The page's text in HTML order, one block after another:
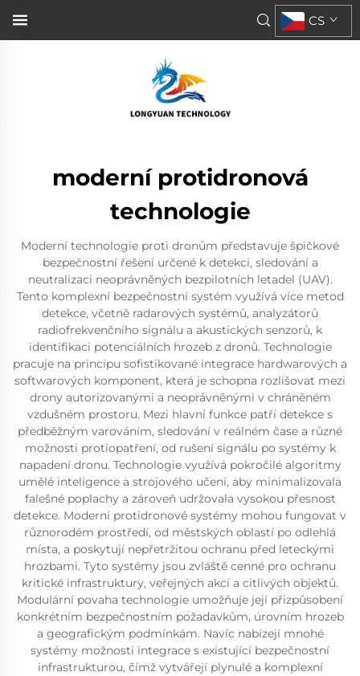
CS
moderní protidronová
technologie
Moderní technologie proti dronům představuje špičkové
bezpečnostní řešení určené k detekci, sledování a
neutralizaci neoprávněných bezpilotních letadel (UAV).
Tento komplexní bezpečnostní systém využívá více metod
detekce, včetně radarových systémů, analyzátorů
radiofrekvenčního signálu a akustických senzorů, k
identifikaci potenciálních hrozeb z dronů. Technologie
pracuje na principu sofistikované integrace hardwarových a
softwarových komponent, která je schopna rozlišovat mezi
drony autorizovanými a neoprávněnými v chráněném
vzdušném prostoru. Mezi hlavní funkce patří detekce s
předběžným varováním, sledování v reálném čase a různé
možnosti protiopatření, od rušení signálu po systémy k
napadení dronu. Technologie využívá pokročilé algoritmy
umělé inteligence a strojového učení, aby minimalizovala
falešné poplachy a zároveň udržovala vysokou přesnost
detekce. Moderní protidronové systémy mohou fungovat v
různorodém prostředí, od městských oblastí po odlehlá
místa, a poskytují nepřetržitou ochranu před leteckými
hrozbami. Tyto systémy jsou zvláště cenné pro ochranu
kritické infrastruktury, veřejných akcí a citlivých objektů.
Modulární povaha technologie umožňuje její přizpůsobení
konkrétním bezpečnostním požadavkům, úrovním hrozeb
a geografickým podmínkám. Navíc nabízejí mnohé
systémy možnosti integrace s existující bezpečnostní
infrastrukturou, čímž vytvářejí plynulé a komplexní